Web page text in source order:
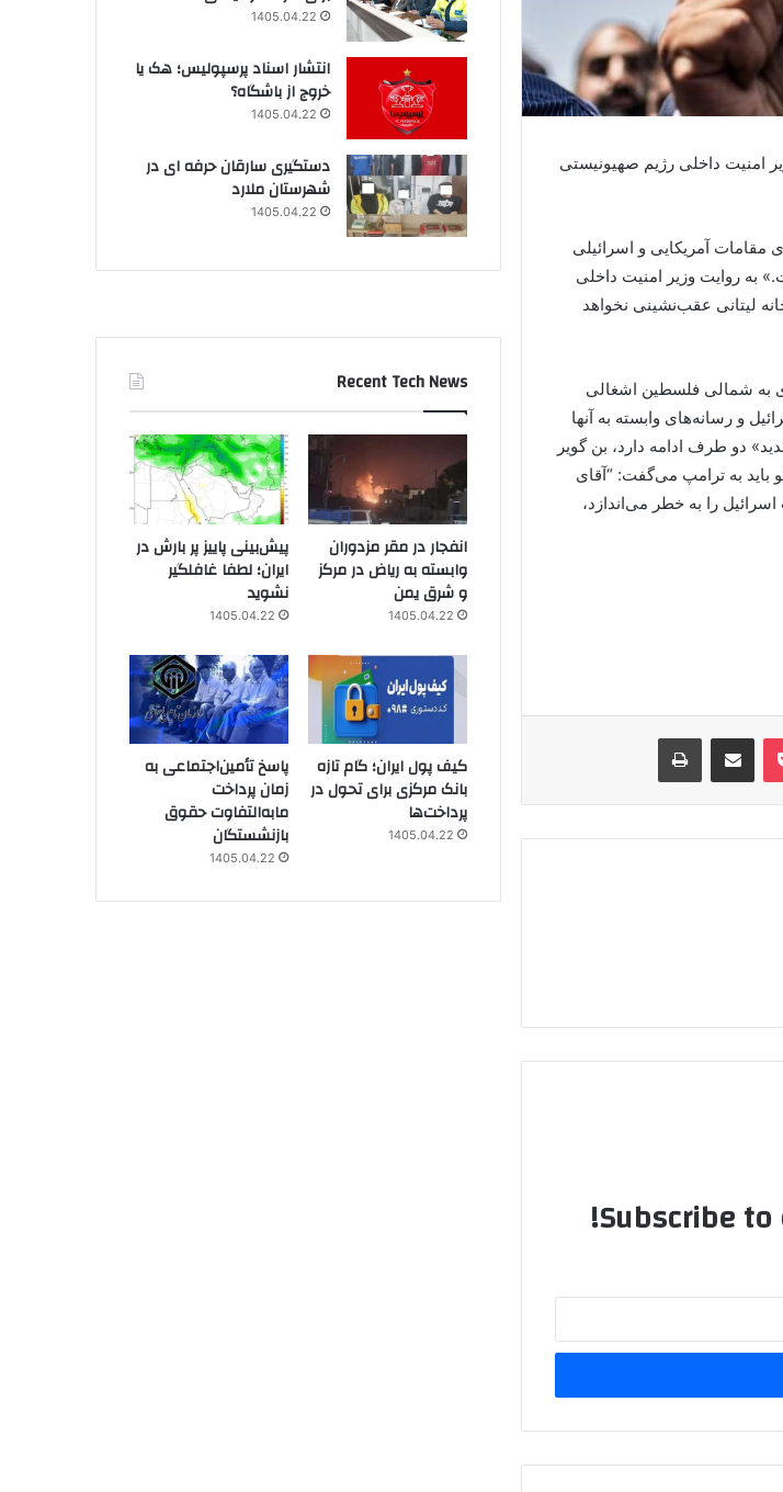
امنیت داخلی رژیم صهیونیستی
مقامات آمریکایی و اسرائیلی
به روایت وزیر امنیت داخلی
لیتانی عقب‌نشینی نخواهد
به شمالی فلسطین اشغالی
و رسانه‌های وابسته به آنها
دو طرف ادامه دارد، بن گویر
باید به ترامپ می‌گفت: “آقای
را به خطر می‌اندازد،
پاکت اشتراک گذاری با ایمیل چاپ
Subscribe
1405.04.22
انتشار اسناد پرسپولیس؛ هک یا
خروج از باشگاه؟
1405.04.22
دستگیری سارقان حرفه ای در
شهرستان ملارد
1405.04.22
Recent Tech News
انفجار در مقر مزدوران
وابسته به ریاض در مرکز
و شرق یمن
1405.04.22
پیش‌بینی پاییز پر بارش در
ایران؛ لطفا غافلگیر
نشوید
1405.04.22
کیف پول ایران؛ گام تازه
بانک مرکزی برای تحول در
پرداخت‌ها
1405.04.22
پاسخ تأمین‌اجتماعی به
زمان پرداخت
مابه‌التفاوت حقوق
بازنشستگان
1405.04.22